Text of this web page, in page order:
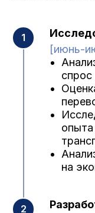
[июнь-
спрос
опыта
на